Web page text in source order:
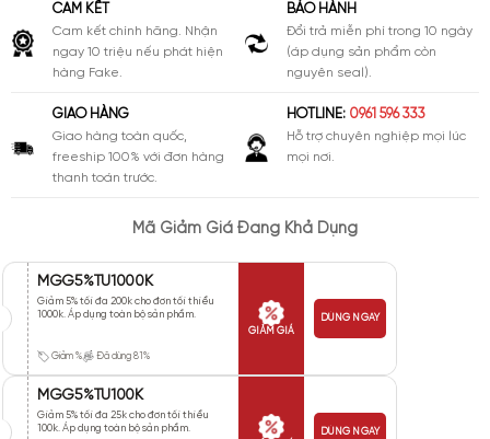
CAM KẾT
Cam kết chính hãng. Nhận
ngay 10 triệu nếu phát hiện
hàng Fake.
BẢO HÀNH
Đổi trả miễn phí trong 10 ngày
(áp dụng sản phẩm còn
nguyên seal).
GIAO HÀNG
Giao hàng toàn quốc,
freeship 100% với đơn hàng
thanh toán trước.
HOTLINE: 0961 596 333
Hỗ trợ chuyên nghiệp mọi lúc
mọi nơi.
Mã Giảm Giá Đang Khả Dụng
MGG5%TU1000K
Giảm 5% tối đa 200k cho đơn tối thiểu
1000k. Áp dụng toàn bộ sản phẩm.
Giảm % Đã dùng 81%
GIẢM GIÁ
DÙNG NGAY
MGG5%TU100K
Giảm 5% tối đa 25k cho đơn tối thiểu
100k. Áp dụng toàn bộ sản phẩm.
DÙNG NGAY